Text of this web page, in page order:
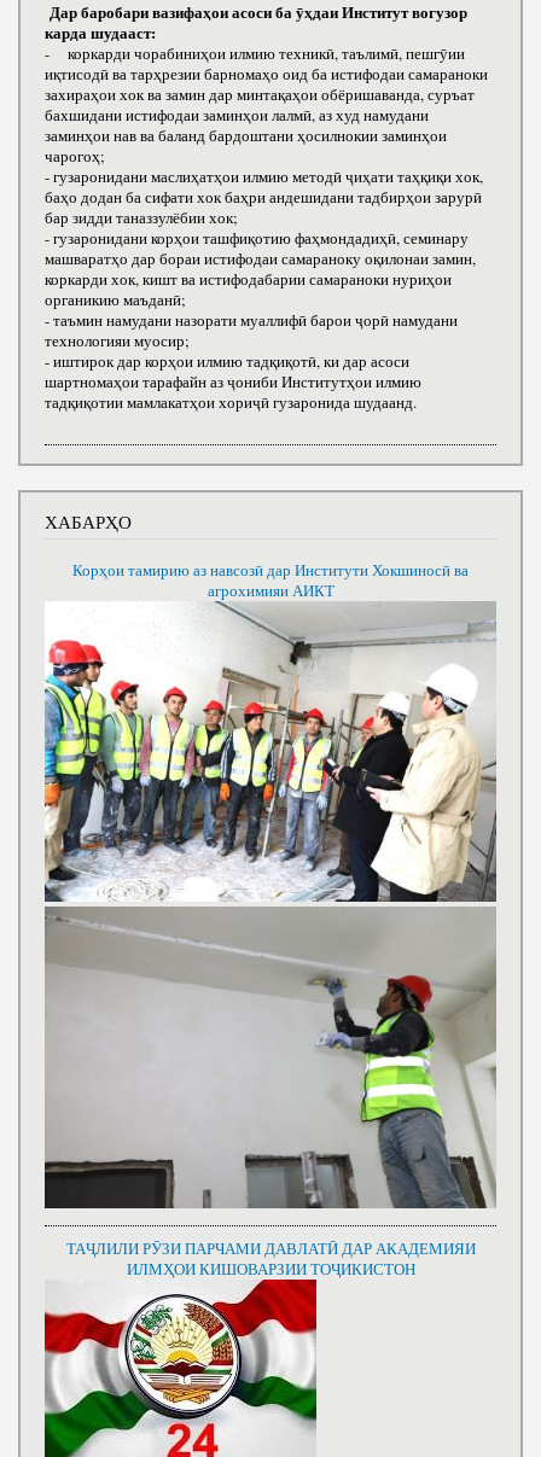
Дар баробари вазифаҳои асоси ба ӯҳдаи Институт вогузор
карда шудааст:
- коркарди чорабиниҳои илмию техникӣ, таълимӣ, пешгӯии
иқтисодӣ ва тарҳрезии барномаҳо оид ба истифодаи самараноки
захираҳои хок ва замин дар минтақаҳои обёришаванда, суръат
бахшидани истифодаи заминҳои лалмӣ, аз худ намудани
заминҳои нав ва баланд бардоштани ҳосилнокии заминҳои
чарогоҳ;
- гузаронидани маслиҳатҳои илмию методӣ ҷиҳати таҳқиқи хок,
баҳо додан ба сифати хок баҳри андешидани тадбирҳои зарурӣ
бар зидди таназзулёбии хок;
- гузаронидани корҳои ташфиқотию фаҳмондадиҳӣ, семинару
машваратҳо дар бораи истифодаи самараноку оқилонаи замин,
коркарди хок, кишт ва истифодабарии самараноки нуриҳои
органикию маъданӣ;
- таъмин намудани назорати муаллифӣ барои ҷорӣ намудани
технологияи муосир;
- иштирок дар корҳои илмию тадқиқотӣ, ки дар асоси
шартномаҳои тарафайн аз ҷониби Институтҳои илмию
тадқиқотии мамлакатҳои хориҷӣ гузаронида шудаанд.
ХАБАРҲО
Корҳои тамирию аз навсозӣ дар Институти Хокшиносӣ ва
агрохимияи АИКТ
ТАҶЛИЛИ РӮЗИ ПАРЧАМИ ДАВЛАТӢ ДАР АКАДЕМИЯИ
ИЛМҲОИ КИШОВАРЗИИ ТОҶИКИСТОН